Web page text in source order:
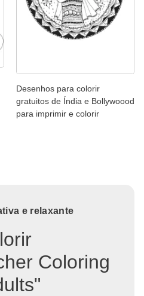
Desenhos para colorir
gratuitos de Índia e Bollywoood
para imprimir e colorir
e relaxante
Coloring